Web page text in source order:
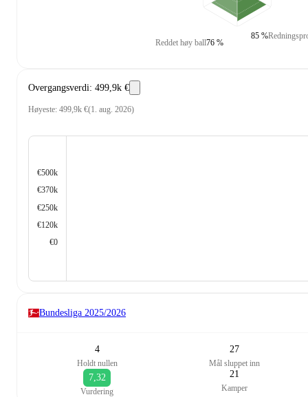
Reddet høy ball76 %
85 %
Overgangsverdi: 499,9k €
Høyeste: 499,9k €(1. aug. 2026)
€500k
€370k
€250k
€120k
€0
Bundesliga 2025/2026
4
Holdt nullen
27
Mål sluppet inn
7,32
Vurdering
21
Kamper